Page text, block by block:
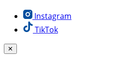
Instagram
TikTok
✕